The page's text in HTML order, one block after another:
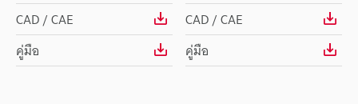
CAD / CAE
คู่มือ
CAD / CAE
คู่มือ